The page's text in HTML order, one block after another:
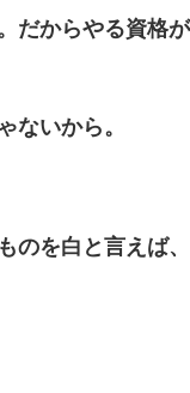
だからやる資格が
ないから。
のを白と言えば、